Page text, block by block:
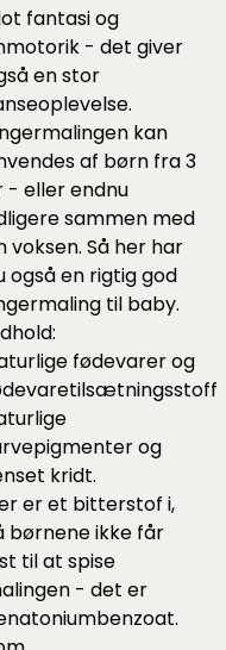
fantasi og
- det giver
en stor
kan
af børn fra 3
- eller endnu
sammen med
voksen. Så her har
også en rigtig god
til baby.
fødevarer og
og
kridt.
er et bitterstof i,
børnene ikke får
til at spise
- det er